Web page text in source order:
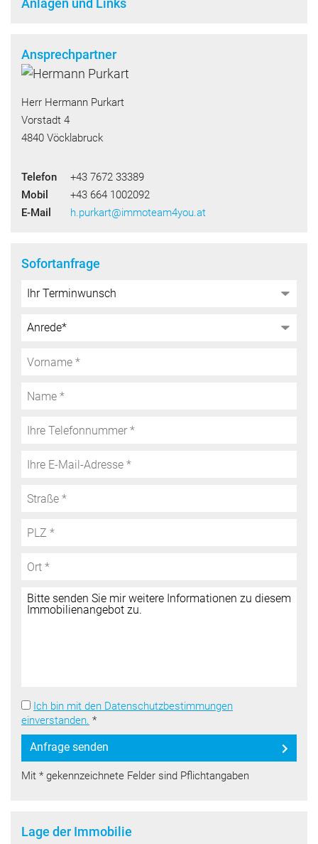
Anlagen und Links
Ansprechpartner
Herr Hermann Purkart
Vorstadt 4
4840 Vöcklabruck
Telefon
+43 7672 33389
Mobil
+43 664 1002092
E-Mail
h.purkart@immoteam4you.at
Sofortanfrage
Ich bin mit den Datenschutzbestimmungen
einverstanden. *
Anfrage senden
Mit * gekennzeichnete Felder sind Pflichtangaben
Lage der Immobilie